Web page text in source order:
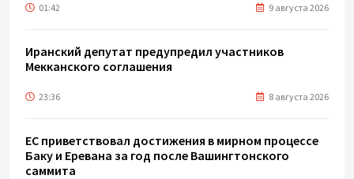
01:42 9 августа 2026
Иранский депутат предупредил участников
Мекканского соглашения
23:36 8 августа 2026
ЕС приветствовал достижения в мирном процессе
Баку и Еревана за год после Вашингтонского
саммита